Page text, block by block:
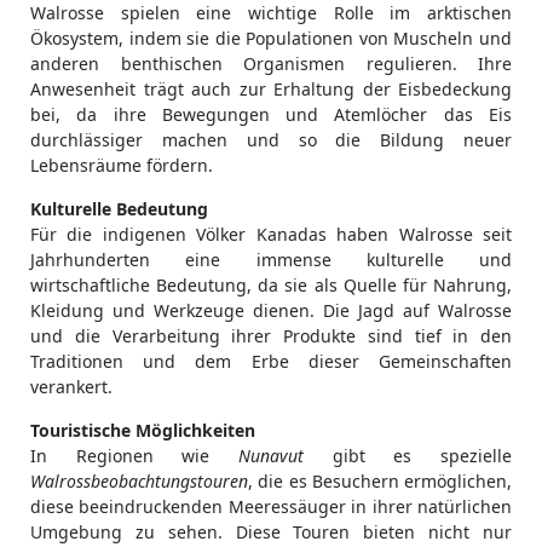
Walrosse spielen eine wichtige Rolle im arktischen
Ökosystem, indem sie die Populationen von Muscheln und
anderen benthischen Organismen regulieren. Ihre
Anwesenheit trägt auch zur Erhaltung der Eisbedeckung
bei, da ihre Bewegungen und Atemlöcher das Eis
durchlässiger machen und so die Bildung neuer
Lebensräume fördern.
Kulturelle Bedeutung
Für die indigenen Völker Kanadas haben Walrosse seit
Jahrhunderten eine immense kulturelle und
wirtschaftliche Bedeutung, da sie als Quelle für Nahrung,
Kleidung und Werkzeuge dienen. Die Jagd auf Walrosse
und die Verarbeitung ihrer Produkte sind tief in den
Traditionen und dem Erbe dieser Gemeinschaften
verankert.
Touristische Möglichkeiten
In Regionen wie Nunavut gibt es spezielle
Walrossbeobachtungstouren, die es Besuchern ermöglichen,
diese beeindruckenden Meeressäuger in ihrer natürlichen
Umgebung zu sehen. Diese Touren bieten nicht nur